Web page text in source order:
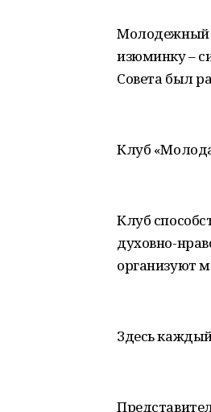
Молодежный
изюминку –
Совета был
Клуб
Клуб
духовно-
организуют
Здесь